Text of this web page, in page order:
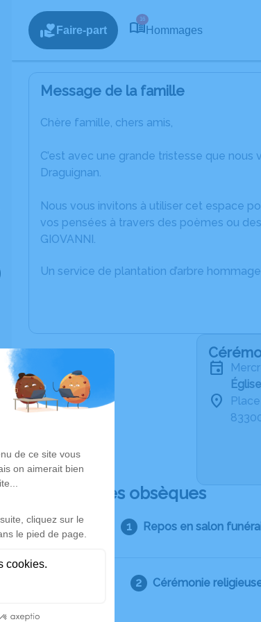
Faire-part
16
Hommages
Message de la famille
Chère famille, chers amis,
C’est avec une grande tristesse que nous
Draguignan.
Nous vous invitons à utiliser cet espace
vos pensées à travers des poèmes ou
GIOVANNI.
Un service de plantation d’arbre
Déroulé des obsèques
Repos en salon
Cérémonie